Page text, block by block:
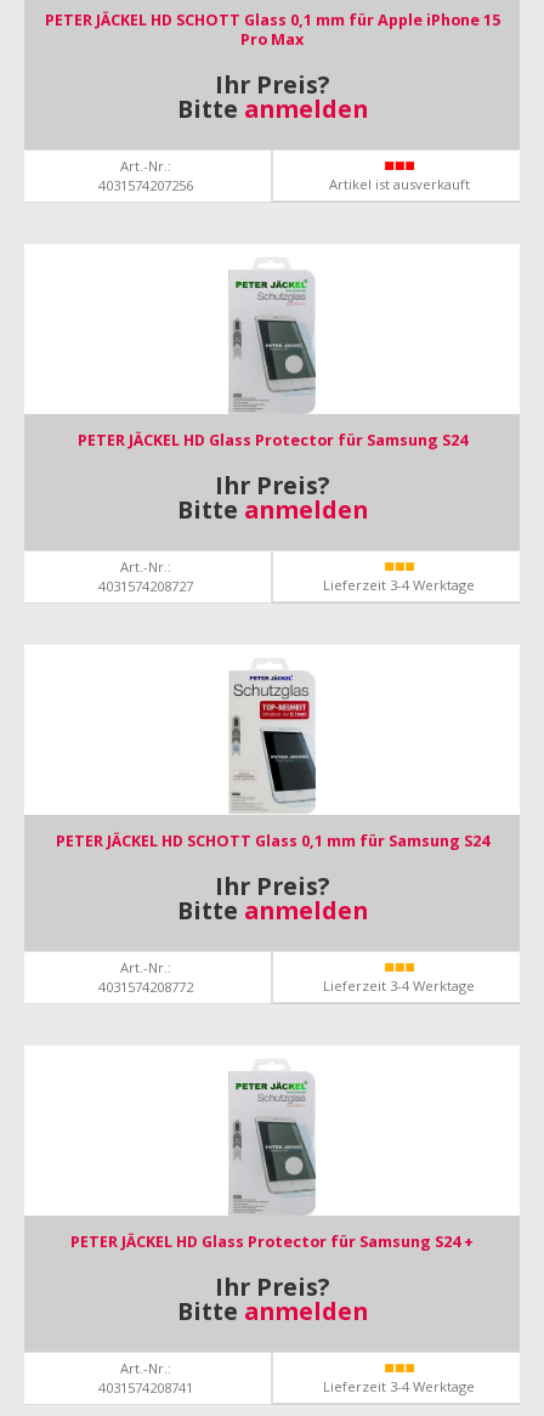
PETER JÄCKEL HD SCHOTT Glass 0,1 mm für Apple iPhone 15
Pro Max
Ihr Preis?
Bitte anmelden
Art.-Nr.:
4031574207256
Artikel ist ausverkauft
PETER JÄCKEL HD Glass Protector für Samsung S24
Ihr Preis?
Bitte anmelden
Art.-Nr.:
4031574208727
Lieferzeit 3-4 Werktage
PETER JÄCKEL HD SCHOTT Glass 0,1 mm für Samsung S24
Ihr Preis?
Bitte anmelden
Art.-Nr.:
4031574208772
Lieferzeit 3-4 Werktage
PETER JÄCKEL HD Glass Protector für Samsung S24 +
Ihr Preis?
Bitte anmelden
Art.-Nr.:
4031574208741
Lieferzeit 3-4 Werktage